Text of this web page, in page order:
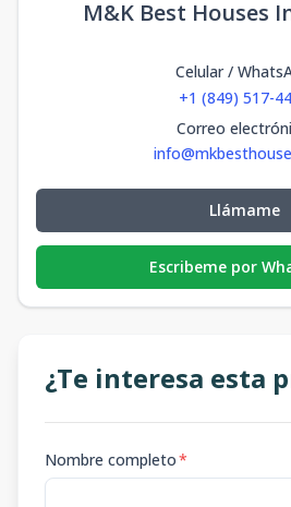
M&K Best Houses
Celular /
+1 (849) 517-
Correo
Llámame
Escribeme por
¿Te interesa esta
Nombre completo*